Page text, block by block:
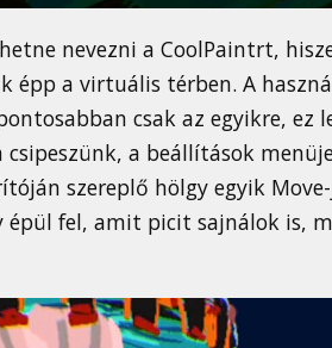
nevezni a CoolPaintrt,
épp a virtuális térben. A
csak az egyikre, ez
a beállítások
szereplő hölgy egyik
épül fel, amit picit sajnálok is,